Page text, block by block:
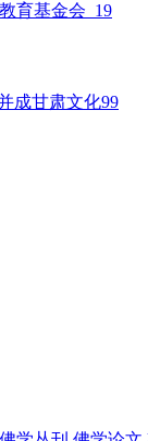
育基金会_19
成甘肃文化99